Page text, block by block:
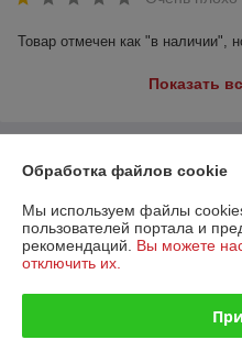
Товар отмечен как "в наличии",
Показать
Контакты
Доставка и оплата
Обработка файлов cookie
Мы используем файлы
пользователей портала и
рекомендаций. Вы можете
отключить их.